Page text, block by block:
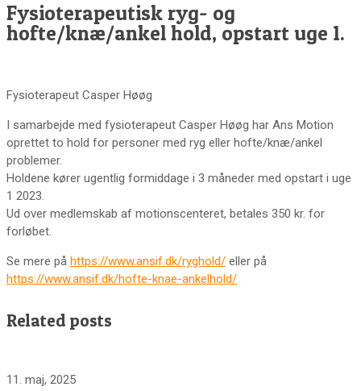
Fysioterapeutisk ryg- og
hofte/knæ/ankel hold, opstart uge 1.
Fysioterapeut Casper Høøg
I samarbejde med fysioterapeut Casper Høøg har Ans Motion
oprettet to hold for personer med ryg eller hofte/knæ/ankel
problemer.
Holdene kører ugentlig formiddage i 3 måneder med opstart i uge
1 2023.
Ud over medlemskab af motionscenteret, betales 350 kr. for
forløbet.
Se mere på https://www.ansif.dk/ryghold/ eller på
https://www.ansif.dk/hofte-knae-ankelhold/
Related posts
11. maj, 2025